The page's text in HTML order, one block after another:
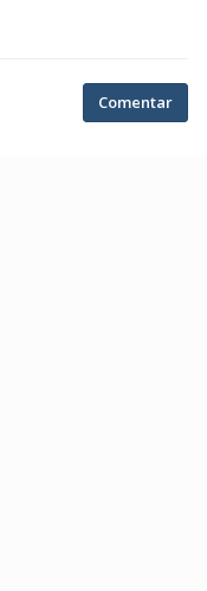
Comentar